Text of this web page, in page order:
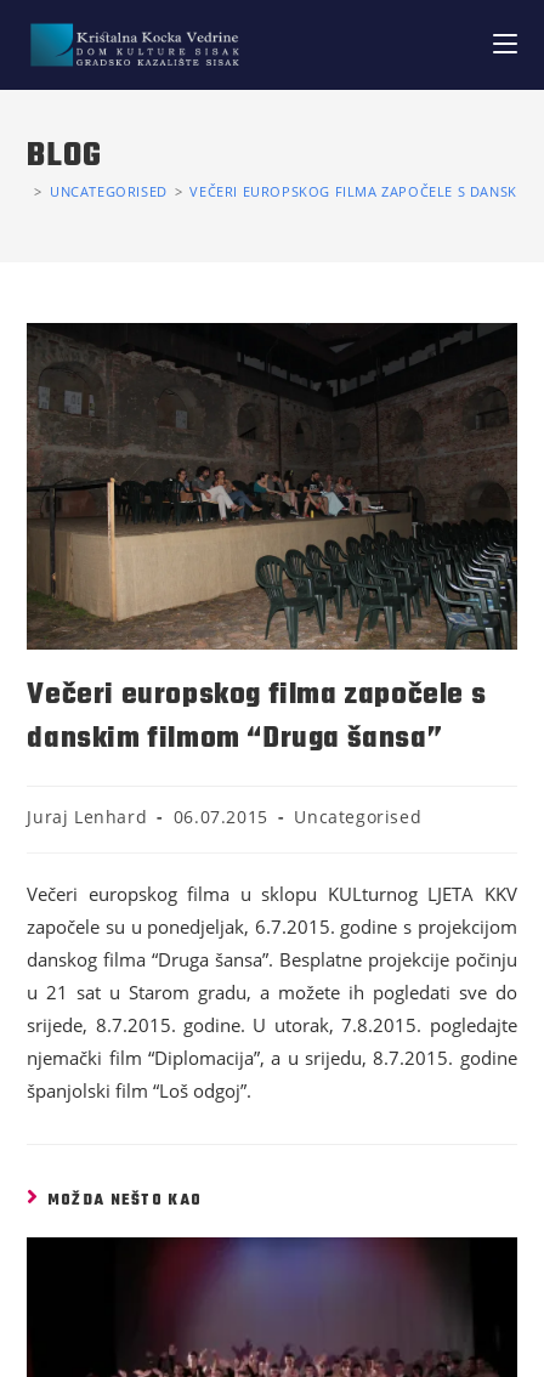
BLOG
> UNCATEGORISED > VEČERI EUROPSKOG FILMA ZAPOČELE S DANSKIM
Večeri europskog filma započele s
danskim filmom “Druga šansa”
Juraj Lenhard 06.07.2015 Uncategorised
Večeri europskog filma u sklopu KULturnog LJETA KKV
započele su u ponedjeljak, 6.7.2015. godine s projekcijom
danskog filma “Druga šansa”. Besplatne projekcije počinju
u 21 sat u Starom gradu, a možete ih pogledati sve do
srijede, 8.7.2015. godine. U utorak, 7.8.2015. pogledajte
njemački film “Diplomacija”, a u srijedu, 8.7.2015. godine
španjolski film “Loš odgoj”.
MOŽDA NEŠTO KAO